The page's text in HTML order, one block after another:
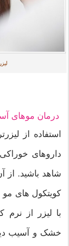
درمان موهای
داروهای
شاهد باشید. از
کویتکول های
با لیزر از نرم
خشک و آسیب